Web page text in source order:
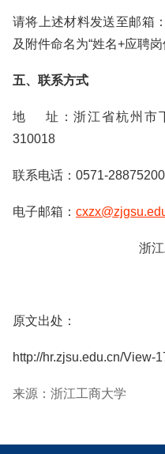
请将上述材料发送至邮箱
及附件命名为“姓名+应聘岗
五、联系方式
地 址：浙江省杭州市
310018
联系电话：0571-28875200
电子邮箱：
浙
原文出处：
http://hr.zjsu.edu.cn/View-
来源：浙江工商大学